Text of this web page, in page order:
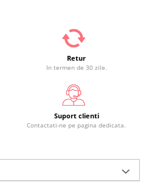
Retur
In termen de 30 zile.
Suport clienti
Contactati-ne pe pagina dedicata.